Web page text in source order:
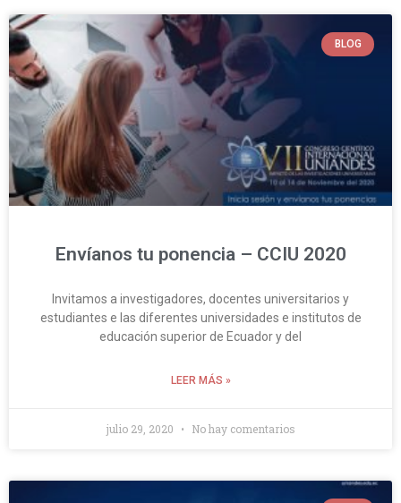
BLOG
Envíanos tu ponencia – CCIU 2020
Invitamos a investigadores, docentes universitarios y
estudiantes e las diferentes universidades e institutos de
educación superior de Ecuador y del
LEER MÁS »
julio 29, 2020 No hay comentarios